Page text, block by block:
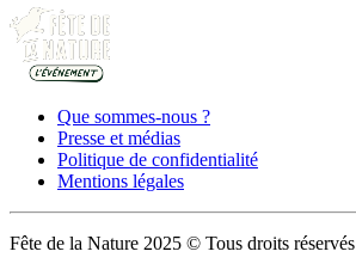
Que sommes-nous ?
Presse et médias
Politique de confidentialité
Mentions légales
Fête de la Nature 2025 © Tous droits réservés